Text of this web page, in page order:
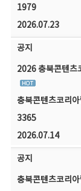
1979
2026.07.23
공지
2026 충북콘텐츠
충북콘텐츠코리아
3365
2026.07.14
공지
충북콘텐츠코리